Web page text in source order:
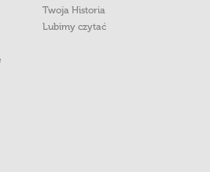
Twoja Historia
Lubimy czytać